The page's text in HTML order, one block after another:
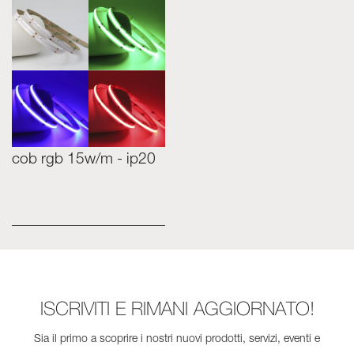
cob rgb 15w/m - ip20
ISCRIVITI E RIMANI AGGIORNATO!
Sia il primo a scoprire i nostri nuovi prodotti, servizi, eventi e